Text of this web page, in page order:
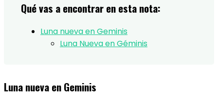
Qué vas a encontrar en esta nota:
Luna nueva en Geminis
Luna Nueva en Géminis
Luna nueva en Geminis